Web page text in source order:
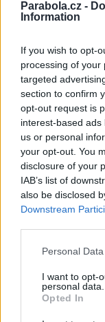
Parabola.cz -
Information
If you wish to opt-
processing of your
targeted
section to confirm
opt-out request is
interest-based
us or personal
your opt-out. You
disclosure of your
IAB’s list of
also be disclosed
Downstream
Personal
I want to opt-
personal data.
Opted In
Reklama
06.08.2026 -
Kč • náborový
Jihlava)
týdenní zálohy na
06.08.2026 -
48.400 Kč •
06.08.2026 -
příspěvek na
06.08.2026 -
náborový bonus
... další nabídky